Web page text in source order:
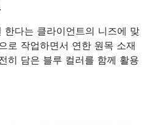
한다는 클라이언트의 니즈에 맞
로 작업하면서 연한 원목 소재
히 담은 블루 컬러를 함께 활용